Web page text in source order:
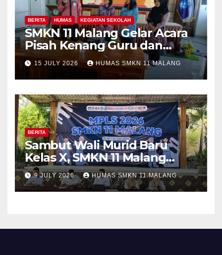
BERITA HUMAS KEGIATAN SEKOLAH
SMKN 11 Malang Gelar Acara
Pisah Kenang Guru dan
Tenaga Kependidikan yang
Purna Tugas dan Mutasi
Tugas
15 JULY 2026 HUMAS SMKN 11 MALANG
BERITA
Sambut Wali Murid Baru
Kelas X, SMKN 11 Malang
Sosialisasikan Komitmen
“MPLS Ramah”
9 JULY 2026 HUMAS SMKN 11 MALANG